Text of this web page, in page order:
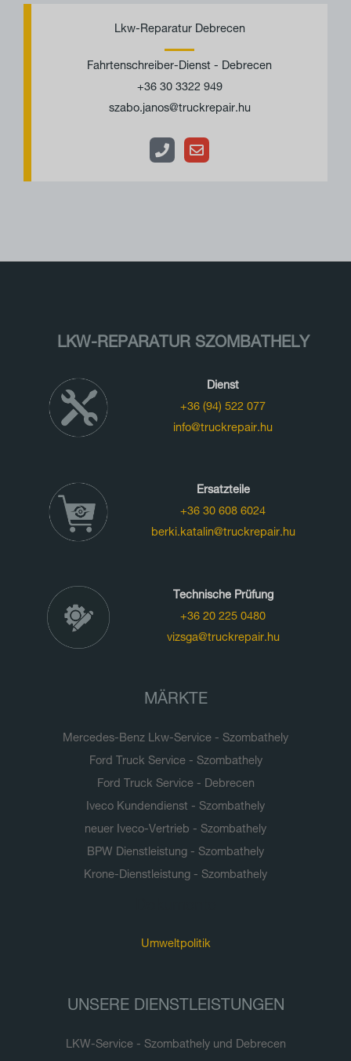
Lkw-Reparatur Debrecen
Fahrtenschreiber-Dienst - Debrecen
+36 30 3322 949
szabo.janos@truckrepair.hu
e
n
m
h
a
LKW-REPARATUR SZOMBATHELY
Dienst
+36 (94) 522 077
info@truckrepair.hu
Ersatzteile
+36 30 608 6024
berki.katalin@truckrepair.hu
Technische Prüfung
+36 20 225 0480
vizsga@truckrepair.hu
MÄRKTE
Mercedes-Benz Lkw-Service - Szombathely
Ford Truck Service - Szombathely
Ford Truck Service - Debrecen
Iveco Kundendienst - Szombathely
neuer Iveco-Vertrieb - Szombathely
BPW Dienstleistung - Szombathely
Krone-Dienstleistung - Szombathely
Umweltpolitik
UNSERE DIENSTLEISTUNGEN
LKW-Service - Szombathely und Debrecen